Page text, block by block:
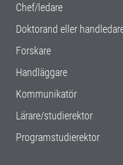
Chef/ledare
Doktorand eller
Forskare
Handläggare
Kommunikatör
Lärare/studierektor
Programstudierektor